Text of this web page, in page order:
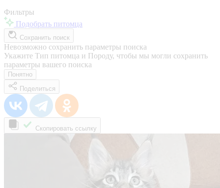
Фильтры
Подобрать питомца
Сохранить поиск
Невозможно сохранить параметры поиска
Укажите Тип питомца и Породу, чтобы мы могли сохранить
параметры вашего поиска
Понятно
Поделиться
Скопировать ссылку